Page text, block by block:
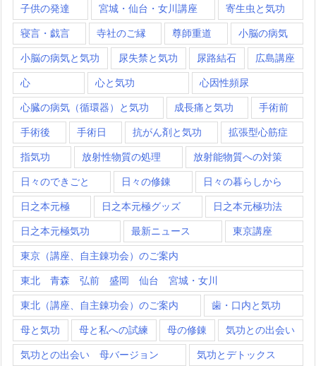
子供の発達 宮城・仙台・女川講座 寄生虫と気功
寝言・戯言 寺社のご縁 尊師重道 小脳の病気
小脳の病気と気功 尿失禁と気功 尿路結石 広島講座
心 心と気功 心因性頻尿
心臓の病気（循環器）と気功 成長痛と気功 手術前
手術後 手術日 抗がん剤と気功 拡張型心筋症
指気功 放射性物質の処理 放射能物質への対策
日々のできごと 日々の修錬 日々の暮らしから
日之本元極 日之本元極グッズ 日之本元極功法
日之本元極気功 最新ニュース 東京講座
東京（講座、自主錬功会）のご案内
東北 青森 弘前 盛岡 仙台 宮城・女川
東北（講座、自主錬功会）のご案内 歯・口内と気功
母と気功 母と私への試練 母の修錬 気功との出会い
気功との出会い 母バージョン 気功とデトックス